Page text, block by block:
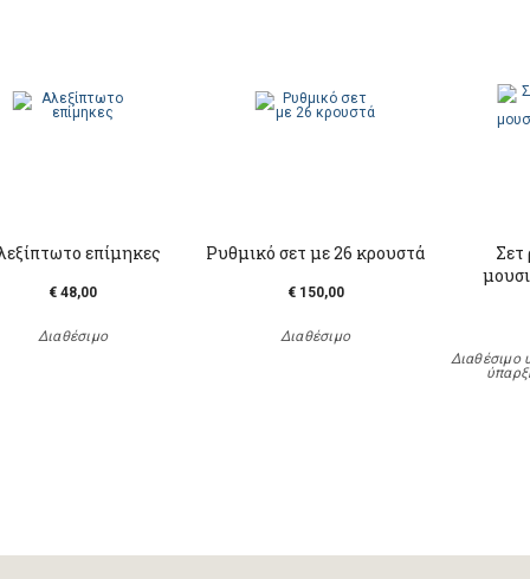
επίμηκες
€ 48,00
Διαθέσιμο
Ρυθμικό σετ με 26 κρουστά
€ 150,00
Διαθέσιμο
Σετ
Διαθέσιμο